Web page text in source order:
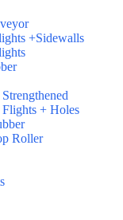
+Sidewalls
+ Holes
Roller